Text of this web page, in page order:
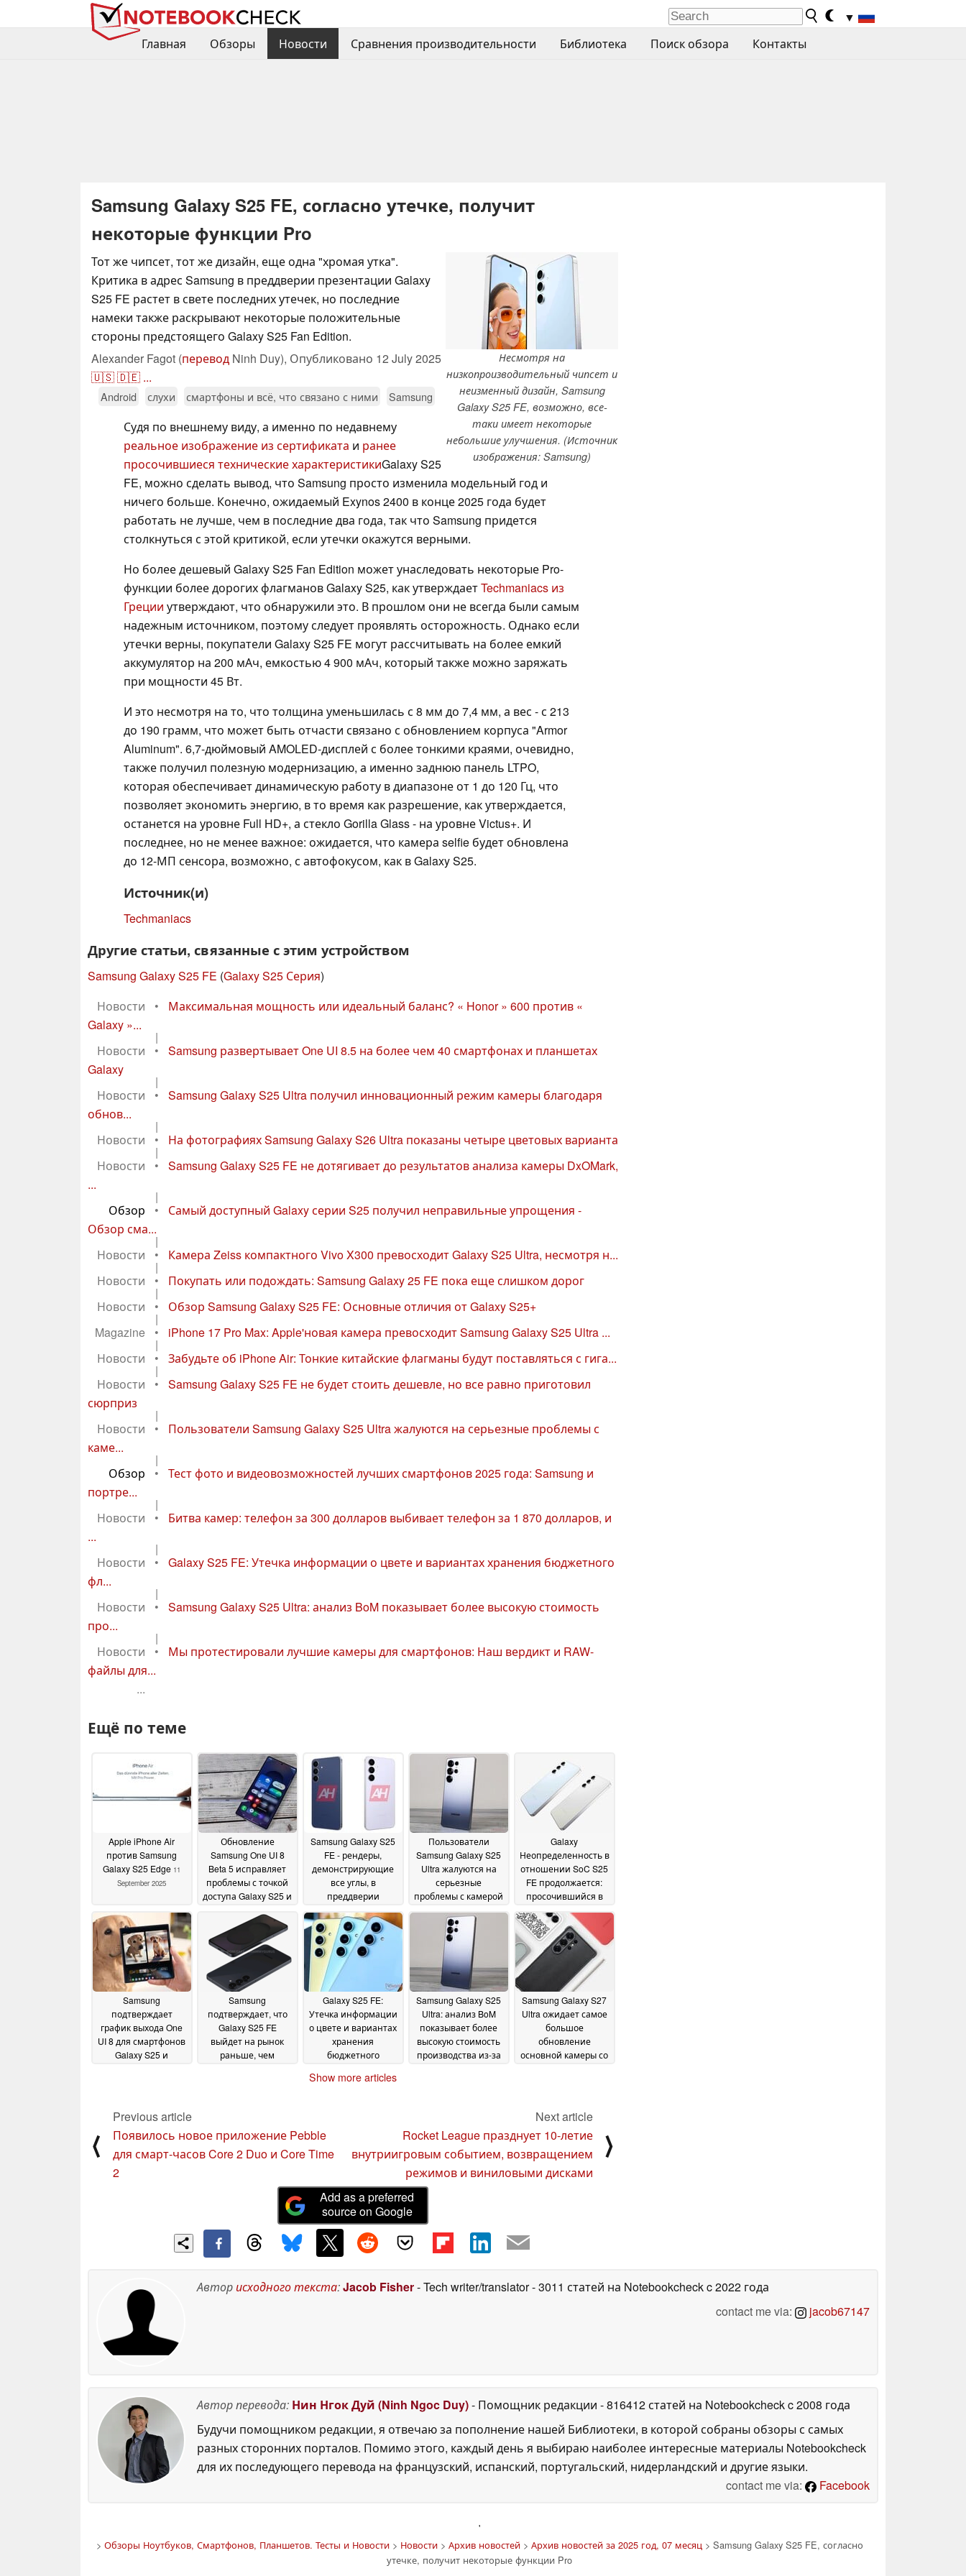
▼
Главная
Обзоры Новости Сравнения производительности Библиотека Поиск обзора Контакты
Samsung Galaxy S25 FE, согласно утечке, получит
некоторые функции Pro
Несмотря на
низкопроизводительный чипсет и
неизменный дизайн, Samsung
Galaxy S25 FE, возможно, все-
таки имеет некоторые
небольшие улучшения. (Источник
изображения: Samsung)
Тот же чипсет, тот же дизайн, еще одна "хромая утка".
Критика в адрес Samsung в преддверии презентации Galaxy
S25 FE растет в свете последних утечек, но последние
намеки также раскрывают некоторые положительные
стороны предстоящего Galaxy S25 Fan Edition.
Alexander Fagot (перевод Ninh Duy), Опубликовано 12 July 2025
🇺🇸🇩🇪 ...
Android слухи смартфоны и всё, что связано с ними Samsung
Судя по внешнему виду, а именно по недавнему
реальное изображение из сертификата и ранее
просочившиеся технические характеристикиGalaxy S25
FE, можно сделать вывод, что Samsung просто изменила модельный год и
ничего больше. Конечно, ожидаемый Exynos 2400 в конце 2025 года будет
работать не лучше, чем в последние два года, так что Samsung придется
столкнуться с этой критикой, если утечки окажутся верными.
Но более дешевый Galaxy S25 Fan Edition может унаследовать некоторые Pro-
функции более дорогих флагманов Galaxy S25, как утверждаетTechmaniacs из
Греции утверждают, что обнаружили это. В прошлом они не всегда были самым
надежным источником, поэтому следует проявлять осторожность. Однако если
утечки верны, покупатели Galaxy S25 FE могут рассчитывать на более емкий
аккумулятор на 200 мАч, емкостью 4 900 мАч, который также можно заряжать
при мощности 45 Вт.
И это несмотря на то, что толщина уменьшилась с 8 мм до 7,4 мм, а вес - с 213
до 190 грамм, что может быть отчасти связано с обновлением корпуса "Armor
Aluminum". 6,7-дюймовый AMOLED-дисплей с более тонкими краями, очевидно,
также получил полезную модернизацию, а именно заднюю панель LTPO,
которая обеспечивает динамическую работу в диапазоне от 1 до 120 Гц, что
позволяет экономить энергию, в то время как разрешение, как утверждается,
останется на уровне Full HD+, а стекло Gorilla Glass - на уровне Victus+. И
последнее, но не менее важное: ожидается, что камера selfie будет обновлена
до 12-МП сенсора, возможно, с автофокусом, как в Galaxy S25.
Источник(и)
Techmaniacs
Другие статьи, связанные с этим устройством
Samsung Galaxy S25 FE (Galaxy S25 Серия)
Новости
•
Максимальная мощность или идеальный баланс? « Honor » 600 против «
Galaxy »...
|
Новости
•
Samsung развертывает One UI 8.5 на более чем 40 смартфонах и планшетах
Galaxy
|
Новости
•
Samsung Galaxy S25 Ultra получил инновационный режим камеры благодаря
обнов...
|
Новости
• На фотографиях Samsung Galaxy S26 Ultra показаны четыре цветовых варианта
|
Новости
•
Samsung Galaxy S25 FE не дотягивает до результатов анализа камеры DxOMark,
...
|
Обзор
•
Самый доступный Galaxy серии S25 получил неправильные упрощения -
Обзор сма...
|
Новости
• Камера Zeiss компактного Vivo X300 превосходит Galaxy S25 Ultra, несмотря н...
|
Новости
• Покупать или подождать: Samsung Galaxy 25 FE пока еще слишком дорог
|
Новости
• Обзор Samsung Galaxy S25 FE: Основные отличия от Galaxy S25+
|
Magazine
• iPhone 17 Pro Max: Apple'новая камера превосходит Samsung Galaxy S25 Ultra ...
|
Новости
• Забудьте об iPhone Air: Тонкие китайские флагманы будут поставляться с гига...
|
Новости
•
Samsung Galaxy S25 FE не будет стоить дешевле, но все равно приготовил
сюрприз
|
Новости
•
Пользователи Samsung Galaxy S25 Ultra жалуются на серьезные проблемы с
каме...
|
Обзор
•
Тест фото и видеовозможностей лучших смартфонов 2025 года: Samsung и
портре...
|
Новости
•
Битва камер: телефон за 300 долларов выбивает телефон за 1 870 долларов, и
...
|
Новости
•
Galaxy S25 FE: Утечка информации о цвете и вариантах хранения бюджетного
фл...
|
Новости
•
Samsung Galaxy S25 Ultra: анализ BoM показывает более высокую стоимость
про...
|
Новости
•
Мы протестировали лучшие камеры для смартфонов: Наш вердикт и RAW-
файлы для...
...
Ещё по теме
Apple iPhone Air
против Samsung
Galaxy S25 Edge 11
September 2025
Обновление
Samsung One UI 8
Beta 5 исправляет
проблемы с точкой
доступа Galaxy S25 и
кратным зумом20
August 2025
Samsung Galaxy S25
FE - рендеры,
демонстрирующие
все углы, в
преддверии
15 August
2025
Пользователи
Samsung Galaxy S25
Ultra жалуются на
серьезные
проблемы с камерой
13
August 2025
Galaxy
Неопределенность в
отношении SoC S25
FE продолжается:
просочившийся в
листинг намекает на
Exynos 2400e12 August
2025
Samsung
подтверждает
график выхода One
UI 8 для смартфонов
Galaxy S25 и
05 August 2025
Samsung
подтверждает, что
Galaxy S25 FE
выйдет на рынок
раньше, чем
Galaxy S25 FE:
Утечка информации
о цвете и вариантах
хранения
бюджетного
July 2025
Samsung Galaxy S25
Ultra: анализ BoM
показывает более
высокую стоимость
производства из-за
Samsung Galaxy S27
Ultra ожидает самое
большое
обновление
основной камеры со
Show more articles
⟨
Previous article
Появилось новое приложение Pebble
для смарт-часов Core 2 Duo и Core Time
2
Next article
Rocket League празднует 10-летие
внутриигровым событием, возвращением
режимов и виниловыми дисками
⟩
Add as a preferred
source on Google
Авторисходного текста:Jacob Fisher- Tech writer/translator- 3011 статей на Notebookcheckc 2022 года
contact me via:
jacob67147
Автор перевода: Нин Нгок Дуй (Ninh Ngoc Duy)- Помощник редакции - 816412 статей на Notebookcheckc 2008 года
Будучи помощником редакции, я отвечаю за пополнение нашей Библиотеки, в которой собраны обзоры с самых
разных сторонних порталов. Помимо этого, каждый день я выбираю наиболее интересные материалы Notebookcheck
для их последующего перевода на французский, испанский, португальский, нидерландский и другие языки.
contact me via:
Facebook
'
> Обзоры Ноутбуков, Смартфонов, Планшетов. Тесты и Новости> Новости> Архив новостей> Архив новостей за 2025 год, 07 месяц > Samsung Galaxy S25 FE, согласно
утечке, получит некоторые функции Pro